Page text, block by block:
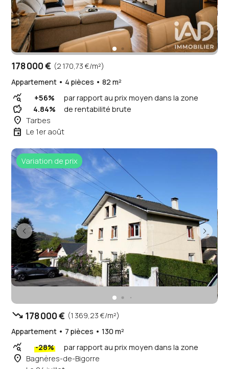
178 000 € (2 170,73 €/m²)
Appartement • 4 pièces • 82 m²
query_stats +56% par rapport au prix moyen dans la zone
savings 4.84% de rentabilité brute
place Tarbes
event Le 1er août
Variation de prix
trending_down 178 000 € (1 369,23 €/m²)
Appartement • 7 pièces • 130 m²
query_stats -28% par rapport au prix moyen dans la zone
place Bagnères-de-Bigorre